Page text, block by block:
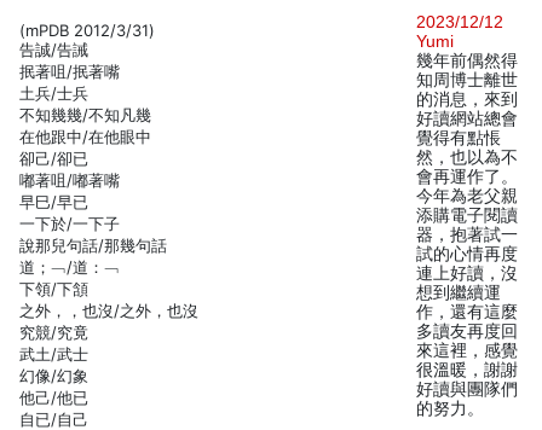
(mPDB 2012/3/31)
告誠/告誡
抿著咀/抿著嘴
土兵/士兵
不知幾幾/不知凡幾
在他跟中/在他眼中
卻己/卻已
嘟著咀/嘟著嘴
早巳/早已
一下於/一下子
說那兒句話/那幾句話
道；﹁/道：﹁
下領/下頷
之外，，也沒/之外，也沒
究競/究竟
武土/武士
幻像/幻象
他己/他已
自已/自己
2023/12/12
Yumi
幾年前偶然得
知周博士離世
的消息，來到
好讀網站總會
覺得有點悵
然，也以為不
會再運作了。
今年為老父親
添購電子閱讀
器，抱著試一
試的心情再度
連上好讀，沒
想到繼續運
作，還有這麼
多讀友再度回
來這裡，感覺
很溫暖，謝謝
好讀與團隊們
的努力。